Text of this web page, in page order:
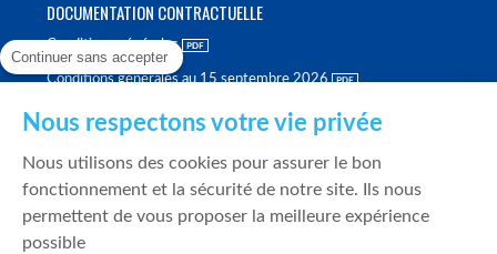
DOCUMENTATION CONTRACTUELLE
Conditions générales
Conditions générales au 15 septembre 2026
Politique de meilleure sélection
Politique de durabilité
Continuer sans accepter
Nous respectons votre vie privée
Nous utilisons des cookies pour assurer le bon
fonctionnement et la sécurité de notre site. Ils nous
permettent de vous proposer la meilleure expérience
possible